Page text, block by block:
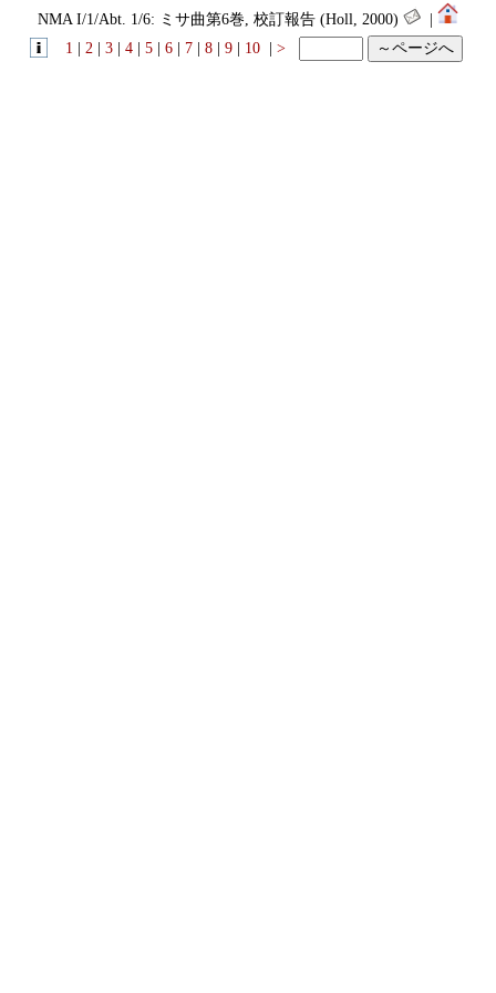
NMA I/1/Abt. 1/6: ミサ曲第6巻, 校訂報告 (Holl, 2000)
1
2| 3| 4| 5| 6| 7| 8| 9| 10| >